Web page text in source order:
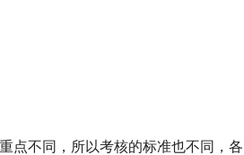
点不同，所以考核的标准也不同，各